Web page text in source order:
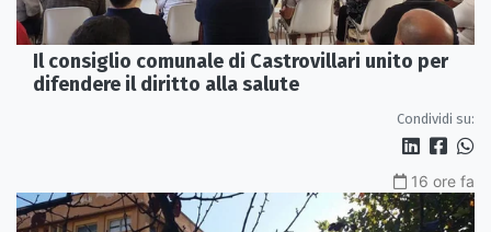
Il consiglio comunale di Castrovillari unito per
difendere il diritto alla salute
Condividi su:
16 ore fa